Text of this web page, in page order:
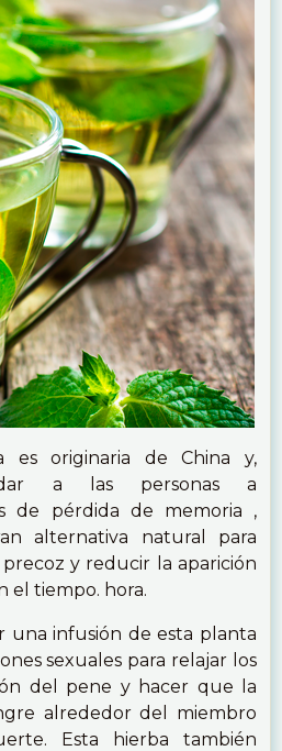
es originaria de China y,
a las personas a
de pérdida de memoria ,
alternativa natural para
y reducir la aparición
el tiempo. hora.
una infusión de esta planta
sexuales para relajar los
del pene y hacer que la
alrededor del miembro
Esta hierba también